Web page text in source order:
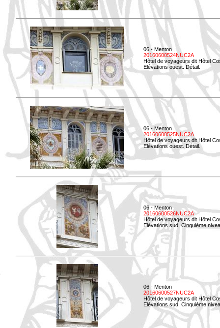
06 - Menton
20160600524NUC2A
Hôtel de voyageurs dit Hôtel
Elévations ouest. Détail.
06 - Menton
20160600525NUC2A
Hôtel de voyageurs dit Hôtel
Elévations ouest. Détail.
06 - Menton
20160600526NUC2A
Hôtel de voyageurs dit Hôtel
Elévations sud. Cinquième
06 - Menton
20160600527NUC2A
Hôtel de voyageurs dit Hôtel
Elévations sud. Cinquième